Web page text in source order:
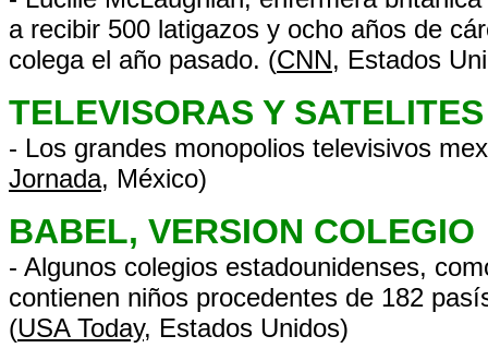
a recibir 500 latigazos y ocho años de
colega el año pasado. (CNN, Estados
TELEVISORAS Y SATELITES
- Los grandes monopolios televisivos
Jornada, México)
BABEL, VERSION COLEGIO
- Algunos colegios estadounidenses,
contienen niños procedentes de 182
(USA Today, Estados Unidos)